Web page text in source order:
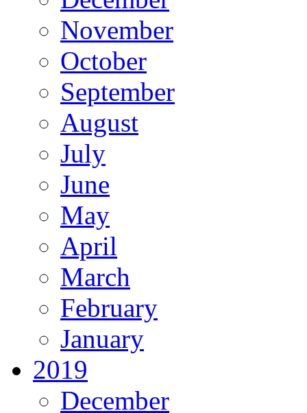
November
October
September
August
July
June
May
April
March
February
January
2019
December